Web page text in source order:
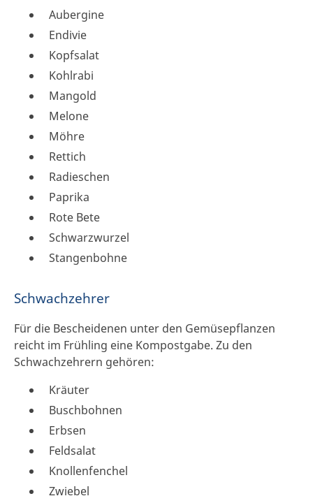
Aubergine
Endivie
Kopfsalat
Kohlrabi
Mangold
Melone
Möhre
Rettich
Radieschen
Paprika
Rote Bete
Schwarzwurzel
Stangenbohne
Schwachzehrer
Für die Bescheidenen unter den Gemüsepflanzen
reicht im Frühling eine Kompostgabe. Zu den
Schwachzehrern gehören:
Kräuter
Buschbohnen
Erbsen
Feldsalat
Knollenfenchel
Zwiebel